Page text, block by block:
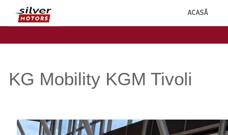
ACASĂ
KG Mobility KGM Tivoli